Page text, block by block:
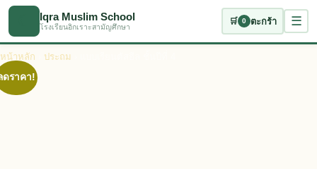
ข้ามไปเนื้อหาหลัก
Iqra Muslim School
โรงเรียนอิกเราะสามัญศึกษา
🛒 0 ตะกร้า ☰
หน้าหลัก ประถม
ดราคา!